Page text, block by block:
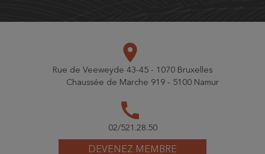
DEVENEZ MEMBRE
place
Rue de Veeweyde 43-45 - 1070 Bruxelles
Chaussée de Marche 919 - 5100 Namur
call
02/521.28.50